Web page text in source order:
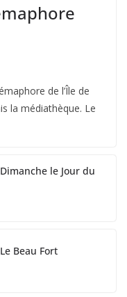
de l’Île de
la médiathèque. Le
le Jour du
Beau Fort